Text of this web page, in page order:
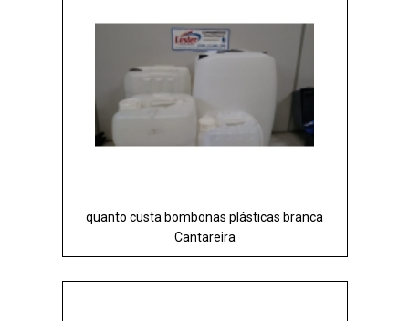
quanto custa bombonas plásticas branca
Cantareira